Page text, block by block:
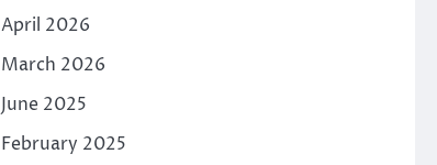
April 2026
March 2026
June 2025
February 2025